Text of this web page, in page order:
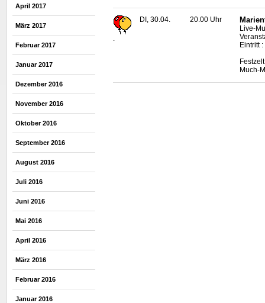
April 2017
März 2017
Februar 2017
Januar 2017
Dezember 2016
November 2016
Oktober 2016
September 2016
August 2016
Juli 2016
Juni 2016
Mai 2016
April 2016
März 2016
Februar 2016
Januar 2016
DI, 30.04. 20.00 Uhr
Live-
Eintritt
Much-